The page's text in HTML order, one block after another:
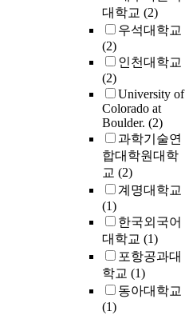
대학교 (2)
우석대학교
(2)
인천대학교
(2)
University of
Colorado at
Boulder. (2)
과학기술연
합대학원대학
교 (2)
계명대학교
(1)
한국외국어
대학교 (1)
포항공과대
학교 (1)
동아대학교
(1)